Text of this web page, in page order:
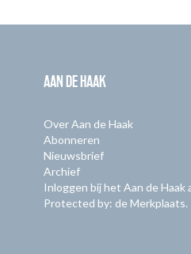
AAN DE HAAK
Over Aan de Haak
Abonneren
Nieuwsbrief
Archief
Inloggen bij het Aan de Haak
Protected by: de Merkplaats.